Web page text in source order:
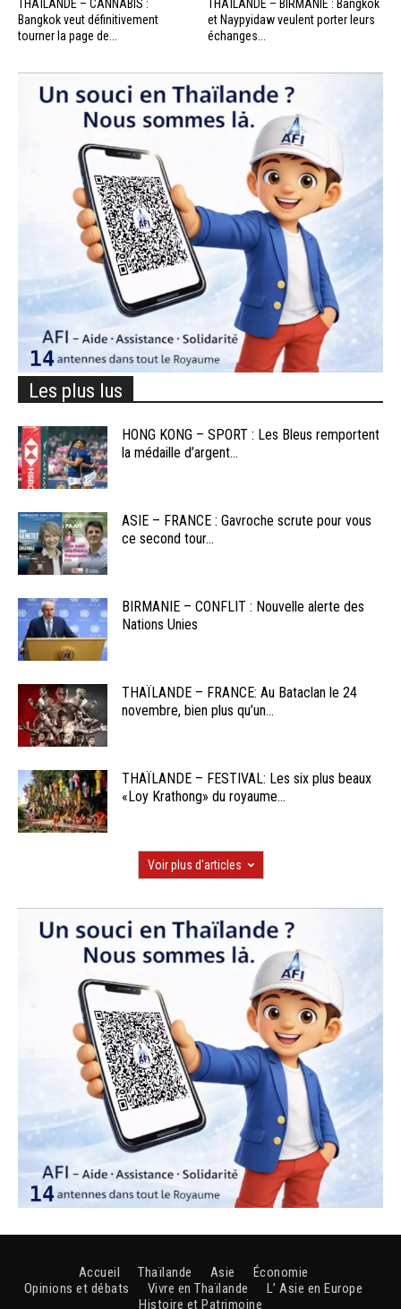
THAÏLANDE – CANNABIS :
Bangkok veut définitivement
tourner la page de...
THAÏLANDE – BIRMANIE : Bangkok
et Naypyidaw veulent porter leurs
échanges...
Les plus lus
HONG KONG – SPORT : Les Bleus remportent
la médaille d’argent...
ASIE – FRANCE : Gavroche scrute pour vous
ce second tour...
BIRMANIE – CONFLIT : Nouvelle alerte des
Nations Unies
THAÏLANDE – FRANCE: Au Bataclan le 24
novembre, bien plus qu’un...
THAÏLANDE – FESTIVAL: Les six plus beaux
«Loy Krathong» du royaume...
Voir plus d'articles
Accueil Thaïlande Asie
Économie
Opinions et débats
Vivre en Thaïlande
L’ Asie en Europe
Histoire et Patrimoine